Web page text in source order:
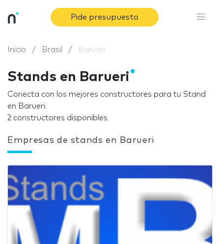
Pide presupuesto
Inicio Brasil Barueri
Stands en Barueri
Conecta con los mejores constructores para tu Stand
en Barueri.
2 constructores disponibles
Empresas de stands en Barueri